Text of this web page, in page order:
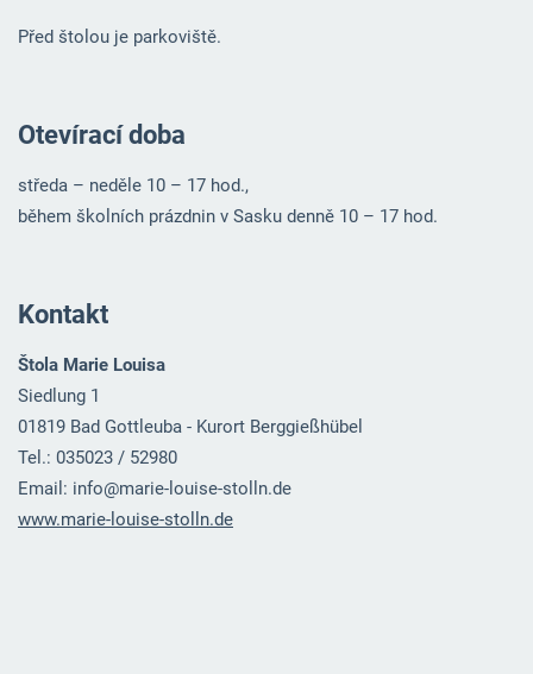
Před štolou je parkoviště.
Otevírací doba
středa – neděle 10 – 17 hod.,
během školních prázdnin v Sasku denně 10 – 17 hod.
Kontakt
Štola Marie Louisa
Siedlung 1
01819 Bad Gottleuba - Kurort Berggießhübel
Tel.: 035023 / 52980
Email: info@marie-louise-stolln.de
www.marie-louise-stolln.de